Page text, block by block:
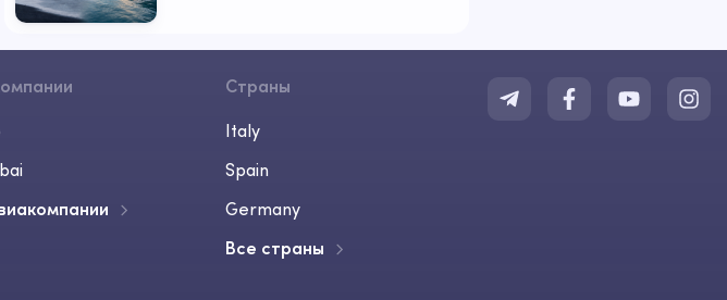
Страны
Italy
Spain
Germany
Все страны